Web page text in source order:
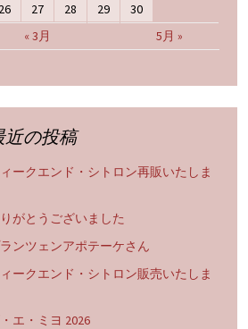
« 3月 5月 »
26
27 28 29 30
近の投稿
ークエンド・シトロン再販いたしま
がとうございました
ンツェンアポテーケさん
ークエンド・シトロン販売いたしま
エ・ミヨ 2026